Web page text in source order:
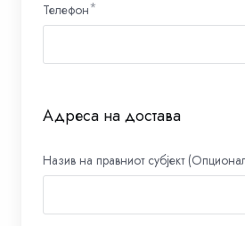
Телефон
Адреса на достава
Назив на правниот субјект